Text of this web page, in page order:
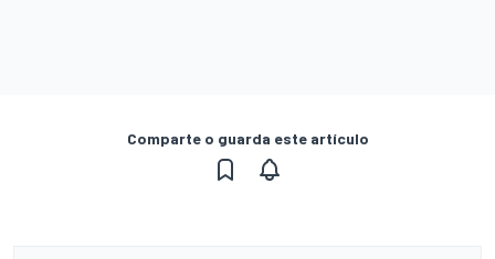
Comparte o guarda este artículo